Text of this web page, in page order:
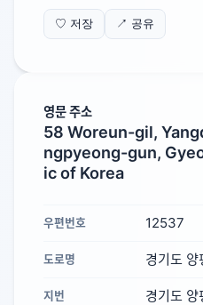
♡ 저장 ↗ 공유
영문 주소
58 Woreun-gil,
ngpyeong-gun,
ic of Korea
우편번호 12537
도로명 경기도
지번 경기도